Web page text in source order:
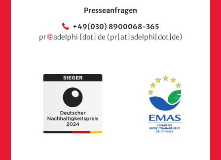
Presseanfragen
+49(030) 8900068-365
pr
adelphi [dot] de (pr[at]adelphi[dot]de)